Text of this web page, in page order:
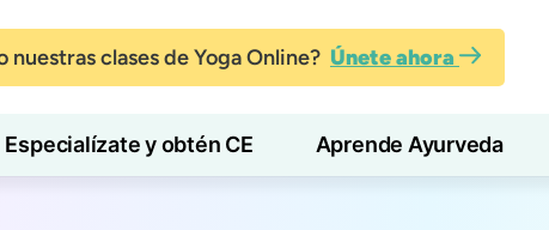
nuestras clases de Yoga Online? Únete ahora
Especialízate y obtén CE Aprende Ayurveda